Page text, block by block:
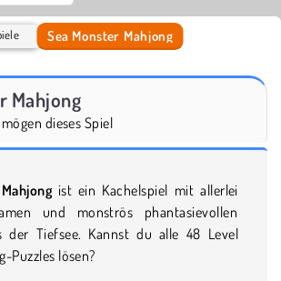
Sea Monster Mahjong
Mahjong
dieses Spiel
ist ein Kachelspiel mit allerlei
und monströs phantasievollen
der Tiefsee. Kannst du alle 48 Level
Puzzles lösen?